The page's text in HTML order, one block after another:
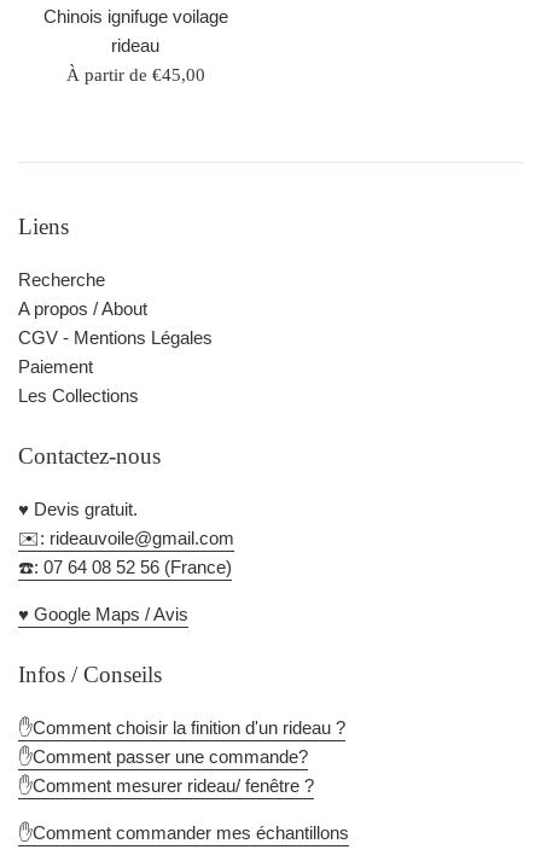
Chinois ignifuge voilage
rideau
À partir de €45,00
Liens
Recherche
A propos / About
CGV - Mentions Légales
Paiement
Les Collections
Contactez-nous
♥️ Devis gratuit.
✉️: rideauvoile@gmail.com
☎️: 07 64 08 52 56 (France)
♥️ Google Maps / Avis
Infos / Conseils
✋Comment choisir la finition d'un rideau ?
✋Comment passer une commande?
✋Comment mesurer rideau/ fenêtre ?
✋Comment commander mes échantillons